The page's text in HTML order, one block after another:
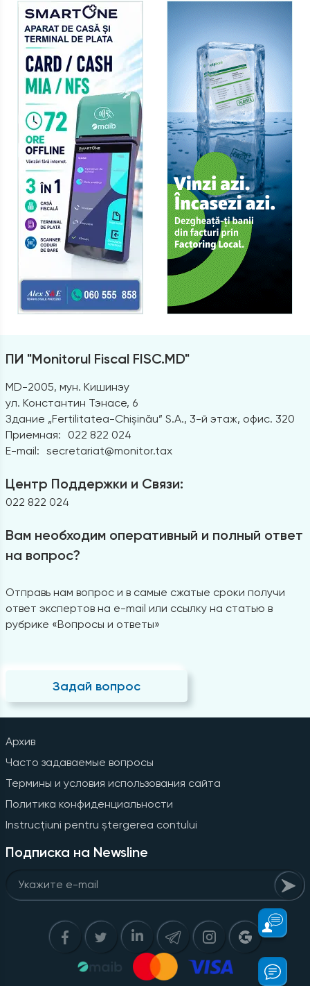
ПИ "Monitorul Fiscal FISC.MD"
MD-2005, мун. Кишинэу
ул. Константин Тэнасе, 6
Здание „Fertilitatea-Chișinău” S.A., 3-й этаж, офис. 320
Приемная:
022 822 024
E-mail: secretariat@monitor.tax
Центр Поддержки и Связи:
022 822 024
Вам необходим оперативный и полный ответ
на вопрос?
Отправь нам вопрос и в самые сжатые сроки получи
ответ экспертов на e-mail или ссылку на статью в
рубрике «Вопросы и ответы»
Задай вопрос
Архив
Часто задаваемые вопросы
Термины и условия использования сайта
Политика конфиденциальности
Instrucțiuni pentru ștergerea contului
Подписка на Newsline